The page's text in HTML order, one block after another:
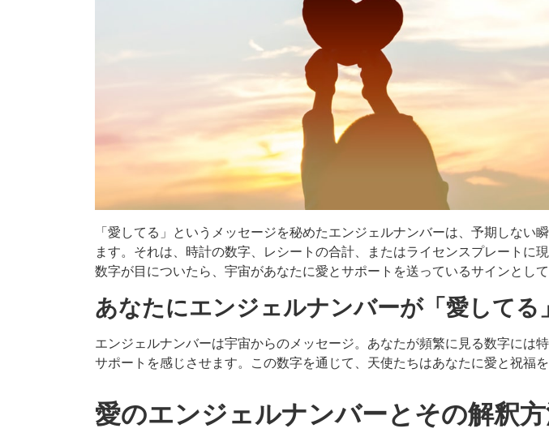
「愛してる」というメッセージを秘めたエンジェルナンバーは、予期しない
ます。それは、時計の数字、レシートの合計、またはライセンスプレートに
数字が目についたら、宇宙があなたに愛とサポートを送っているサインとして
あなたにエンジェルナンバーが「愛してる
エンジェルナンバーは宇宙からのメッセージ。あなたが頻繁に見る数字には
サポートを感じさせます。この数字を通じて、天使たちはあなたに愛と祝福を
愛のエンジェルナンバーとその解釈